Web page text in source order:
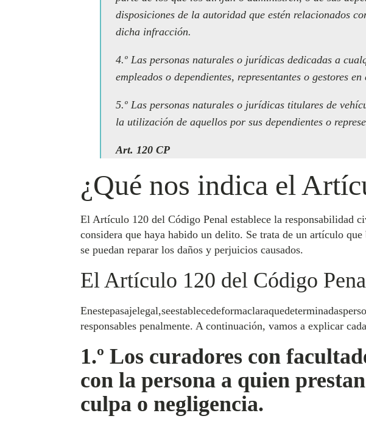
disposiciones de la autoridad que estén relacionados
dicha infracción.
4.º Las personas naturales o jurídicas dedicadas a
empleados o dependientes, representantes o gestores
5.º Las personas naturales o jurídicas titulares de
la utilización de aquellos por sus dependientes o
Art. 120 CP
¿Qué nos indica el
El Artículo 120 del Código Penal establece la responsabilidad
considera que haya habido un delito. Se trata de un artículo
se puedan reparar los daños y perjuicios causados.
El Artículo 120 del Código
responsables penalmente. A continuación, vamos a explicar
1.º Los curadores con
con la persona a quien
culpa o negligencia.